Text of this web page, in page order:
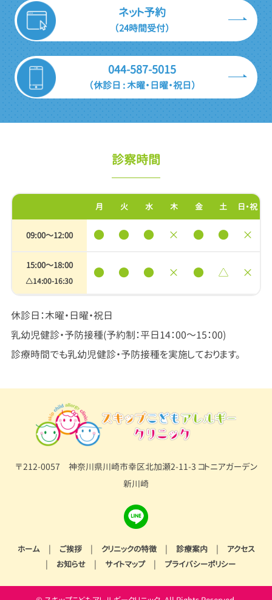
ネット予約
（24時間受付）
044-587-5015
（休診日 : 木曜・日曜・祝日）
診察時間
月 火 水 木 金 土 日・祝
09:00〜12:00 ● ● ● × ● ● ×
15:00〜18:00
△14:00-16:30
● ● ● × ● △ ×
休診日：木曜・日曜・祝日
乳幼児健診・予防接種(予約制：平日14：00～15：00)
診療時間でも乳幼児健診・予防接種を実施しております。
〒212-0057 神奈川県川崎市幸区北加瀬2-11-3 コトニアガーデン
新川崎
ホーム| ご挨拶| クリニックの特徴| 診療案内| アクセス
| お知らせ| サイトマップ| プライバシーポリシー